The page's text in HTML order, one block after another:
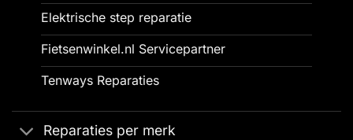
Elektrische step reparatie
Fietsenwinkel.nl Servicepartner
Tenways Reparaties
Reparaties per merk